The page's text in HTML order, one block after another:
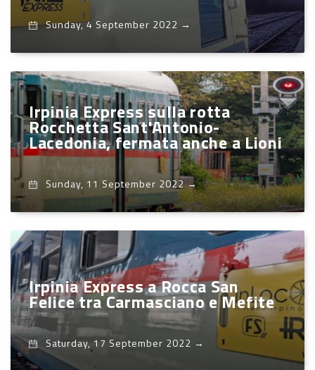
Sunday, 4 September 2022 →
Irpinia Express sulla rotta
Rocchetta Sant'Antonio-
Lacedonia, fermata anche a Lioni
Sunday, 11 September 2022→
Irpinia Express a Rocca San
Felice tra Carmasciano e Mefite
Saturday, 17 September 2022 →